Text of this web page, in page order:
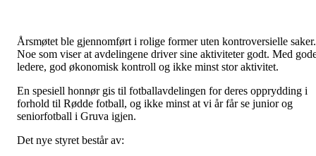
Årsmøtet ble gjennomført i rolige former uten kontroversielle saker.
Noe som viser at avdelingene driver sine aktiviteter godt. Med
ledere, god økonomisk kontroll og ikke minst stor aktivitet.
En spesiell honnør gis til fotballavdelingen for deres opprydding i
forhold til Rødde fotball, og ikke minst at vi år får se junior og
seniorfotball i Gruva igjen.
Det nye styret består av: